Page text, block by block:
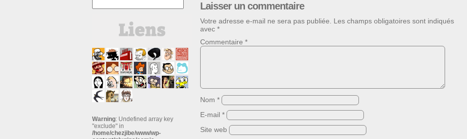
Warning: Undefined array key
"exclude" in
/home/chezjibe/www/wp-
Laisser un commentaire
Votre adresse e-mail ne sera pas publiée.
Les champs obligatoires sont indiqués
avec *
Commentaire *
Nom *
E-mail *
Site web